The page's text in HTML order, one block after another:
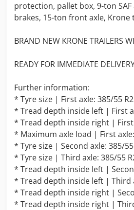
protection, pallet box, 9-ton SAF
brakes, 15-ton front axle, Krone
BRAND NEW KRONE TRAILERS
READY FOR IMMEDIATE
Further information:
* Tyre size | First axle: 385/55
* Tread depth inside left | First
* Tread depth inside right | First
* Maximum axle load | First
* Tyre size | Second axle: 385/
* Tyre size | Third axle: 385/55
* Tread depth inside left |
* Tread depth inside left | Third
* Tread depth inside right |
* Tread depth inside right |